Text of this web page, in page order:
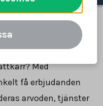
Skattkärr
Med
få erbjudanden
arvoden, tjänster